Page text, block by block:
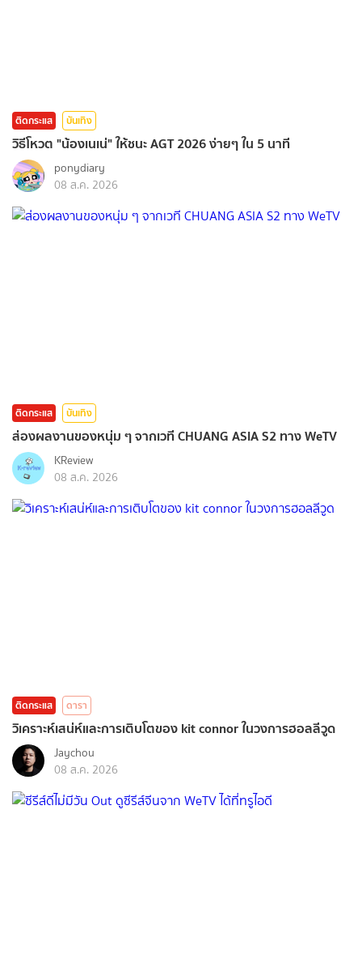
ติดกระแส บันเทิง
วิธีโหวต "น้องเนเน่" ให้ชนะ AGT 2026 ง่ายๆ ใน 5 นาที
ponydiary
08 ส.ค. 2026
ติดกระแส บันเทิง
ส่องผลงานของหนุ่ม ๆ จากเวที CHUANG ASIA S2 ทาง WeTV
KReview
08 ส.ค. 2026
ติดกระแส ดารา
วิเคราะห์เสน่ห์และการเติบโตของ kit connor ในวงการฮอลลีวูด
Jaychou
08 ส.ค. 2026